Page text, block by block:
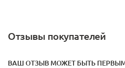
Отзывы покупателей
ВАШ ОТЗЫВ МОЖЕТ БЫТЬ